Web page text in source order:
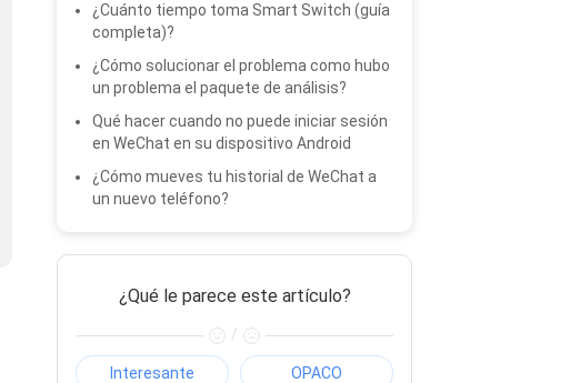
¿Cuánto tiempo toma Smart Switch (guía
completa)?
¿Cómo solucionar el problema como hubo
un problema el paquete de análisis?
Qué hacer cuando no puede iniciar sesión
en WeChat en su dispositivo Android
¿Cómo mueves tu historial de WeChat a
un nuevo teléfono?
¿Qué le parece este artículo?
/
Interesante OPACO